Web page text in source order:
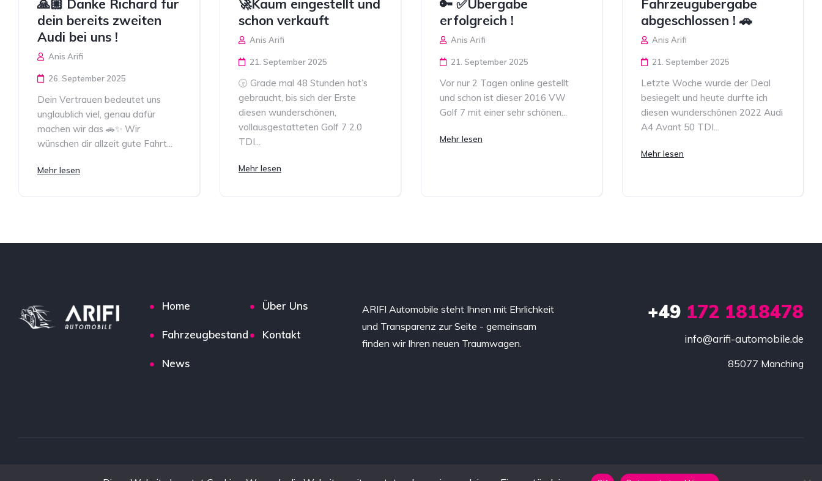
🙏🏼 Danke Richard für
dein bereits zweiten
Audi bei uns !
Anis Arifi
26. September 2025
Dein Vertrauen bedeutet uns
unglaublich viel, genau dafür
machen wir das 🚗✨ Wir
wünschen dir allzeit gute Fahrt...
Mehr lesen
🚀Kaum eingestellt und
schon verkauft
Anis Arifi
21. September 2025
🕞 Grade mal 48 Stunden hat’s
gebraucht, bis sich der Erste
diesen wunderschönen,
vollausgestatteten Golf 7 2.0
TDI...
Mehr lesen
🔑 ✅Übergabe
erfolgreich !
Anis Arifi
21. September 2025
Vor nur 2 Tagen online gestellt
und schon ist dieser 2016 VW
Golf 7 mit einer sehr schönen...
Mehr lesen
Fahrzeugübergabe
abgeschlossen ! 🚗
Anis Arifi
21. September 2025
Letzte Woche wurde der Deal
besiegelt und heute durfte ich
diesen wunderschönen 2022 Audi
A4 Avant 50 TDI...
Mehr lesen
Home Über Uns
Fahrzeugbestand Kontakt
News
ARIFI Automobile steht Ihnen mit Ehrlichkeit
und Transparenz zur Seite - gemeinsam
finden wir Ihren neuen Traumwagen.
+49172 1818478
info@arifi-automobile.de
85077 Manching